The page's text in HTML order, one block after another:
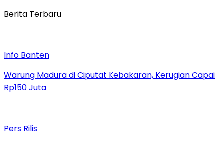
Berita Terbaru
Info Banten
Warung Madura di Ciputat Kebakaran, Kerugian Capai
Rp150 Juta
Pers Rilis